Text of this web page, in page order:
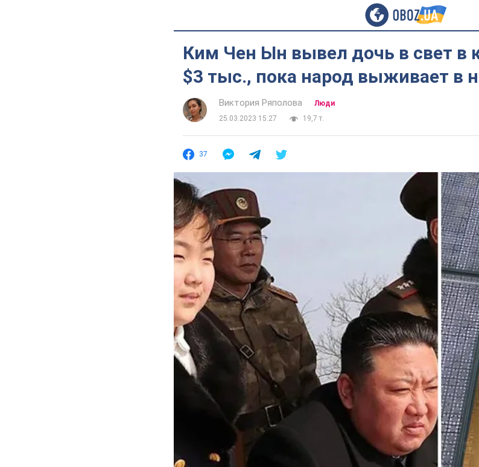
Ким Чен Ын вывел дочь в свет в
$3 тыс., пока народ выживает в
Виктория Ряполова
Люди
25.03.2023 15:27
19,7 т.
37